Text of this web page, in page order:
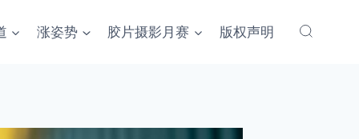
涨姿势 胶片摄影月赛 版权声明